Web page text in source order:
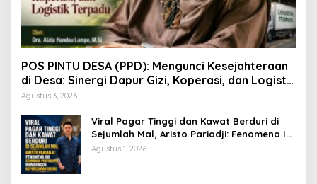
POS PINTU DESA (PPD): Mengunci Kesejahteraan
di Desa: Sinergi Dapur Gizi, Koperasi, dan Logistik
Terpadu
Agustus 3, 2026
Viral Pagar Tinggi dan Kawat Berduri di
Sejumlah Mal, Aristo Pariadji: Fenomena Ini
Cerminan Pentingnya Membangun
Agustus 1, 2026